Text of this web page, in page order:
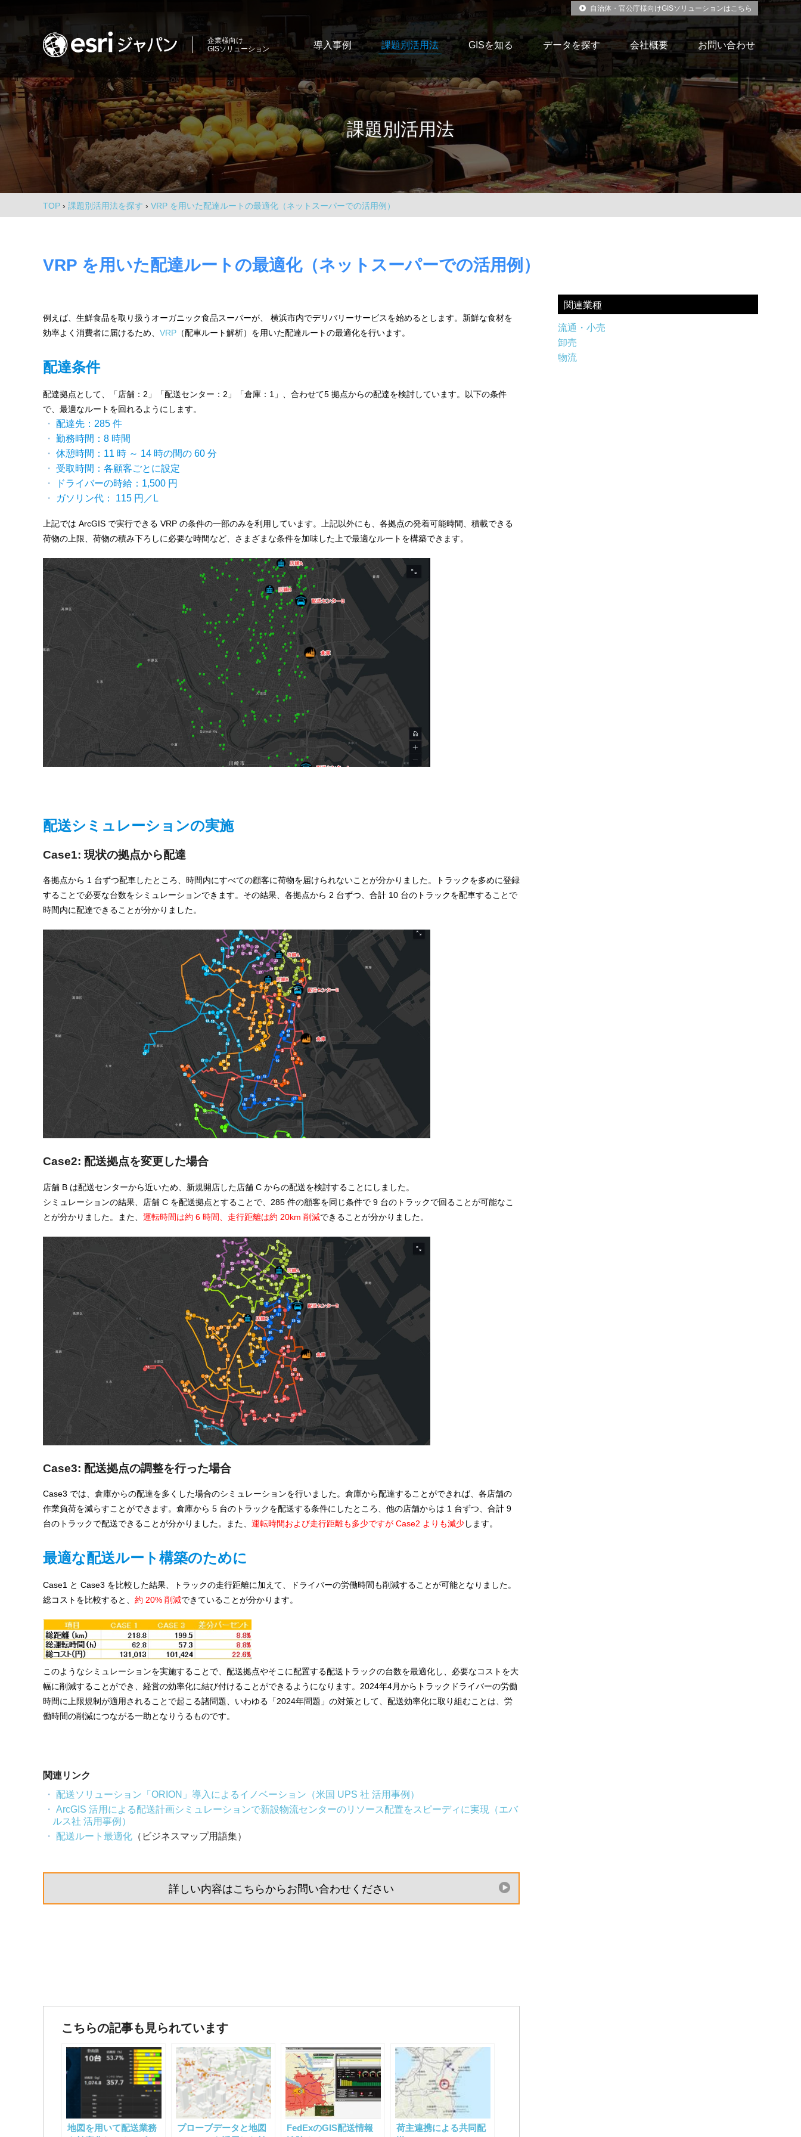
ン
ン
ツ
へ
ス
キ
ッ
企業様向け
GISソリューション
自治体・官公庁様向けGISソリューションはこちら
ロ
ケ
ー
シ
ョ
ン
イ
ン
テ
ジ
ス・
情
め
の
GIS・
地
図
シ
ス
テ
ム
|
ESRI
パ
商
圏
分
析、
エ
リ
ア
ケ
テ
環
SCM、
リ
対
ジ
オ・
図
活
用
を
ご
介
導入事例 課題別活用法 GISを知る データを探す 会社概要 お問い合わせ
課題別活用法
TOP › 課題別活用法を探す › VRP を用いた配達ルートの最適化（ネットスーパーでの活用例）
VRP を用いた配達ルートの最適化（ネットスーパーでの活用例）
例えば、生鮮食品を取り扱うオーガニック食品スーパーが、 横浜市内でデリバリーサービスを始めるとします。新鮮な食材を
効率よく消費者に届けるため、 VRP （配車ルート解析）を用いた配達ルートの最適化を行います。
配達条件
配達拠点として、「店舗：2」「配送センター：2」「倉庫：1」、合わせて5 拠点からの配達を検討しています。以下の条件
で、最適なルートを回れるようにします。
配達先：285 件
勤務時間：8 時間
休憩時間：11 時 ～ 14 時の間の 60 分
受取時間：各顧客ごとに設定
ドライバーの時給：1,500 円
ガソリン代： 115 円／L
上記では ArcGIS で実行できる VRP の条件の一部のみを利用しています。上記以外にも、各拠点の発着可能時間、積載できる
荷物の上限、荷物の積み下ろしに必要な時間など、さまざまな条件を加味した上で最適なルートを構築できます。
配送シミュレーションの実施
Case1: 現状の拠点から配達
各拠点から 1 台ずつ配車したところ、時間内にすべての顧客に荷物を届けられないことが分かりました。トラックを多めに登録
することで必要な台数をシミュレーションできます。その結果、各拠点から 2 台ずつ、合計 10 台のトラックを配車することで
時間内に配達できることが分かりました。
Case2: 配送拠点を変更した場合
店舗 B は配送センターから近いため、新規開店した店舗 C からの配送を検討することにしました。
シミュレーションの結果、店舗 C を配送拠点とすることで、285 件の顧客を同じ条件で 9 台のトラックで回ることが可能なこ
とが分かりました。また、 運転時間は約 6 時間、走行距離は約 20km 削減できることが分かりました。
Case3: 配送拠点の調整を行った場合
Case3 では、倉庫からの配達を多くした場合のシミュレーションを行いました。倉庫から配達することができれば、各店舗の
作業負荷を減らすことができます。倉庫から 5 台のトラックを配送する条件にしたところ、他の店舗からは 1 台ずつ、合計 9
台のトラックで配送できることが分かりました。また、 運転時間および走行距離も多少ですが Case2 よりも減少します。
最適な配送ルート構築のために
Case1 と Case3 を比較した結果、トラックの走行距離に加えて、ドライバーの労働時間も削減することが可能となりました。
総コストを比較すると、 約 20% 削減できていることが分かります。
このようなシミュレーションを実施することで、配送拠点やそこに配置する配送トラックの台数を最適化し、必要なコストを大
幅に削減することができ、経営の効率化に結び付けることができるようになります。2024年4月からトラックドライバーの労働
時間に上限規制が適用されることで起こる諸問題、いわゆる「2024年問題」の対策として、配送効率化に取り組むことは、労
働時間の削減につながる一助となりうるものです。
関連リンク
配送ソリューション「ORION」導入によるイノベーション（米国 UPS 社 活用事例）
ArcGIS 活用による配送計画シミュレーションで新設物流センターのリソース配置をスピーディに実現（エバ
ルス社 活用事例）
配送ルート最適化（ビジネスマップ用語集）
詳しい内容はこちらからお問い合わせください
投
こちらの記事も見られています
地図を用いて配送業務
プローブデータと地図
FedExのGIS配送情報
荷主連携による共同配
関連業種
流通・小売
卸売
物流